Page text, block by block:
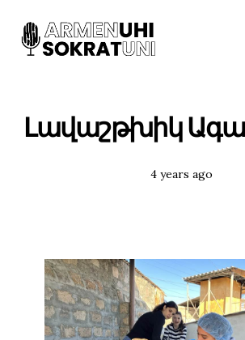
Լավաշթխիկ
Posted
4 years ago